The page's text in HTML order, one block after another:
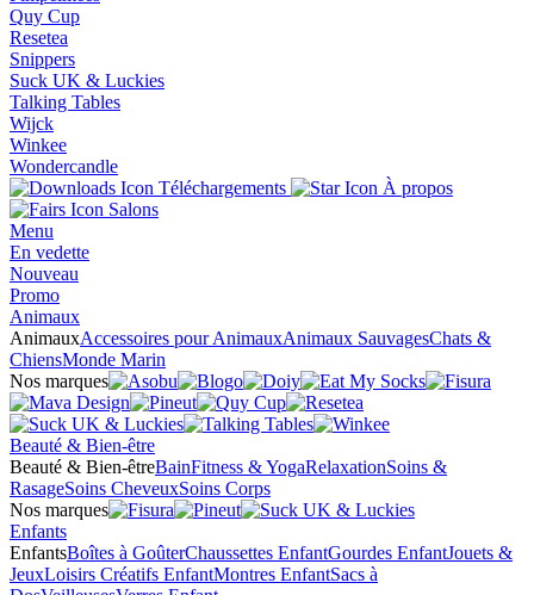
Quy Cup
Resetea
Snippers
Suck UK & Luckies
Talking Tables
Wijck
Winkee
Wondercandle
Téléchargements
À propos
Salons
Menu
En vedette
Nouveau
Promo
Animaux
AnimauxAccessoires pour AnimauxAnimaux SauvagesChats &
ChiensMonde Marin
Nos marques
Beauté & Bien-être
Beauté & Bien-êtreBainFitness & YogaRelaxationSoins &
RasageSoins CheveuxSoins Corps
Nos marques
Enfants
EnfantsBoîtes à GoûterChaussettes EnfantGourdes EnfantJouets &
JeuxLoisirs Créatifs EnfantMontres EnfantSacs à